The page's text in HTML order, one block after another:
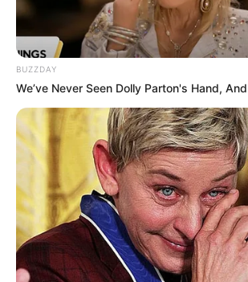
14 Aksi Kucing Pencuri Ini
Tertangkap Kamera. Duh,
Bikin Gemas
BUZZDAY
We’ve Never Seen Dolly Parton's Hand,